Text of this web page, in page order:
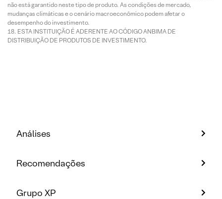
não está garantido neste tipo de produto. As condições de mercado,
mudanças climáticas e o cenário macroeconômico podem afetar o
desempenho do investimento.
ESTA INSTITUIÇÃO É ADERENTE AO CÓDIGO ANBIMA DE
DISTRIBUIÇÃO DE PRODUTOS DE INVESTIMENTO.
Análises
Recomendações
Grupo XP